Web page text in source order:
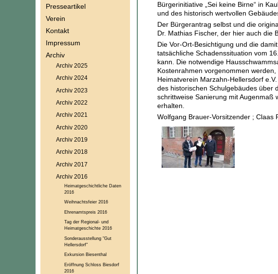
Bürgerinitiative „Sei keine Birne“ in
und des historisch wertvollen
Der Bürgerantrag selbst und die
Dr. Mathias Fischer, der hier auch die
Die Vor-Ort-Besichtigung und die
tatsächliche Schadenssituation vom
kann. Die notwendige
Kostenrahmen vorgenommen
Heimatverein Marzahn-Hellersdorf
des historischen Schulgebäudes über
schrittweise Sanierung mit Augenmaß
erhalten.
Wolfgang Brauer-Vorsitzender ; Claas
Presseartikel
Verein
Kontakt
Impressum
Archiv
Archiv 2025
Archiv 2024
Archiv 2023
Archiv 2022
Archiv 2021
Archiv 2020
Archiv 2019
Archiv 2018
Archiv 2017
Archiv 2016
Heimatgeschichtliche Daten
2016
Weihnachtsfeier 2016
Ehrenamtspreis 2016
Tag der Regional- und
Heimatgeschichte 2016
Sonderausstellung "Gut
Hellersdorf"
Exkursion Biesenthal
Eröffnung Schloss Biesdorf
2016